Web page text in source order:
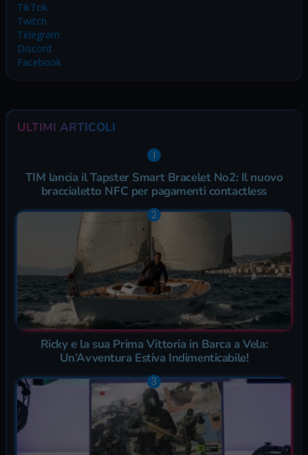
TikTok
Twitch
Telegram
Discord
Facebook
ULTIMI ARTICOLI
TIM lancia il Tapster Smart Bracelet No2: Il nuovo
braccialetto NFC per pagamenti contactless
Ricky e la sua Prima Vittoria in Barca a Vela:
Un’Avventura Estiva Indimenticabile!